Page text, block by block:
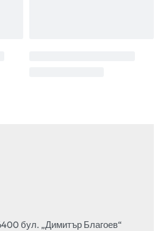
бул. „Димитър Благоев“